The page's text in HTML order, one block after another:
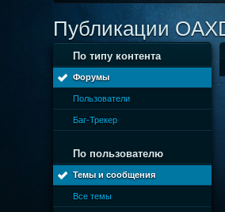
Публикации
По типу контента
Форумы
Пользователи
Баг-Трекер
По пользователю
Темы и сообщения
Все темы